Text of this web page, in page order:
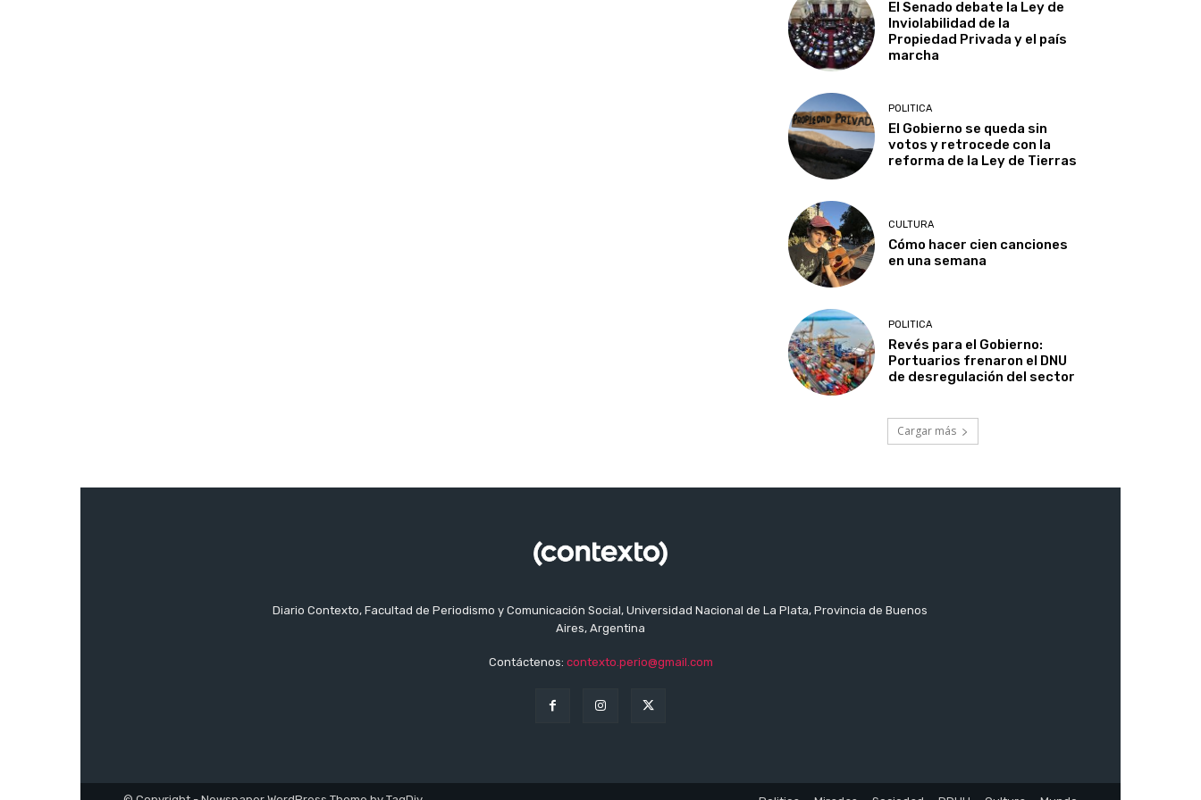
El Senado debate la Ley de
Inviolabilidad de la
Propiedad Privada y el país
marcha
POLITICA
El Gobierno se queda sin
votos y retrocede con la
reforma de la Ley de Tierras
CULTURA
Cómo hacer cien canciones
en una semana
POLITICA
Revés para el Gobierno:
Portuarios frenaron el DNU
de desregulación del sector
Cargar más
Diario Contexto, Facultad de Periodismo y Comunicación Social, Universidad Nacional de La Plata, Provincia de Buenos
Aires, Argentina
Contáctenos: contexto.perio@gmail.com